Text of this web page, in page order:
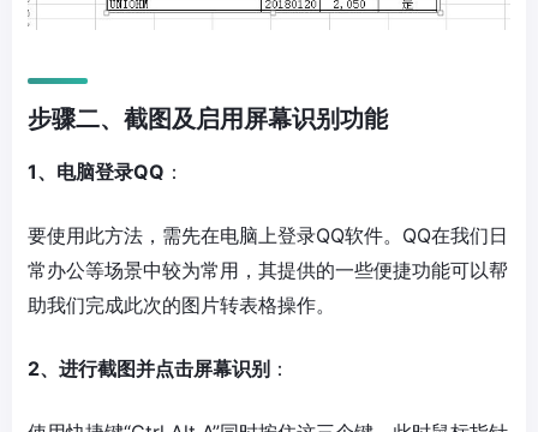
步骤二、截图及启用屏幕识别功能
1、电脑登录QQ ：
要使用此方法，需先在电脑上登录QQ软件。QQ在我们日
常办公等场景中较为常用，其提供的一些便捷功能可以帮
助我们完成此次的图片转表格操作。
2、进行截图并点击屏幕识别 ：